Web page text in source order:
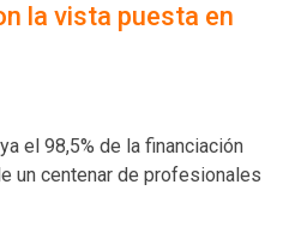
la vista puesta en
el 98,5% de la financiación
un centenar de profesionales